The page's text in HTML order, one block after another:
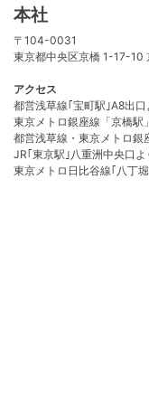
本社
〒104-0031
東京都中央区京橋 1-17-10
アクセス
都営浅草線｢宝町駅｣A8出
東京メトロ銀座線「京橋駅
都営浅草線・東京メトロ銀
JR｢東京駅｣八重洲中央口
東京メトロ日比谷線｢八丁